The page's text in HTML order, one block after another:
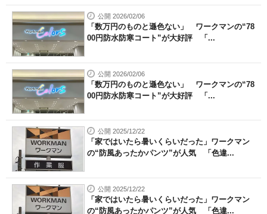
建設×テクノロジーの最前線
ちょっと気になるネットの話題
公開 2026/02/06
「数万円のものと遜色ない」 ワークマンの“78
00円防水防寒コート”が大好評 「...
公開 2026/02/06
「数万円のものと遜色ない」 ワークマンの“78
00円防水防寒コート”が大好評 「...
公開 2025/12/22
「家ではいたら暑いくらいだった」ワークマン
の“防風あったかパンツ”が人気 「色違...
公開 2025/12/22
「家ではいたら暑いくらいだった」ワークマン
の“防風あったかパンツ”が人気 「色違...